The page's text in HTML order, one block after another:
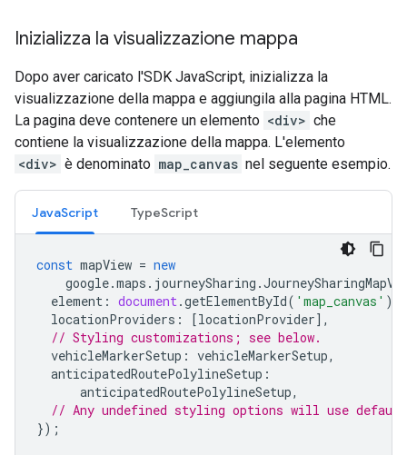
Inizializza la visualizzazione mappa
Dopo aver caricato l'SDK JavaScript, inizializza la
visualizzazione della mappa e aggiungila alla pagina HTML.
La pagina deve contenere un elemento <div> che
contiene la visualizzazione della mappa. L'elemento
<div> è denominato map_canvas nel seguente esempio.
JavaScript TypeScript
const mapView = new
google.maps . journeySharing .
element : document.getElementById( 'map_canvas' ),
locationProviders : [locationProvider],
// Styling customizations; see below.
vehicleMarkerSetup : vehicleMarkerSetup,
anticipatedRoutePolylineSetup :
anticipatedRoutePolylineSetup,
// Any undefined styling options will use
});